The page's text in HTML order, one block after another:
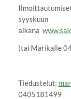
syyskuun
aikana
(tai Marikalle
Tiedustelut;
0405181499